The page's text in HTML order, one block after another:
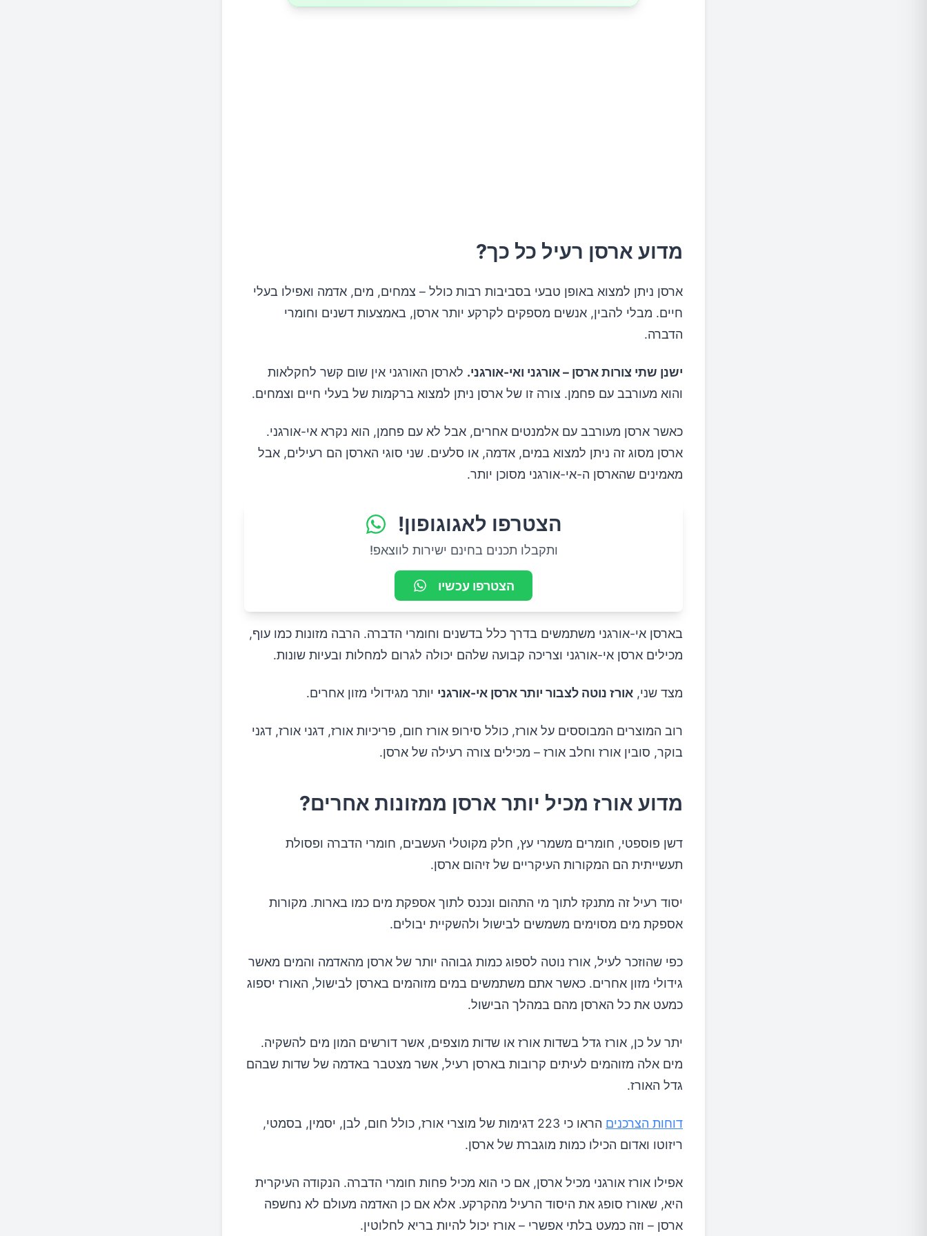
מדוע ארסן רעיל כל כך?
ארסן ניתן למצוא באופן טבעי בסביבות רבות כולל – צמחים, מים, אדמה ואפילו בעלי
חיים. מבלי להבין, אנשים מספקים לקרקע יותר ארסן, באמצעות דשנים וחומרי
הדברה.
ישנן שתי צורות ארסן – אורגני ואי-אורגני. לארסן האורגני אין שום קשר לחקלאות
והוא מעורבב עם פחמן. צורה זו של ארסן ניתן למצוא ברקמות של בעלי חיים וצמחים.
כאשר ארסן מעורבב עם אלמנטים אחרים, אבל לא עם פחמן, הוא נקרא אי-אורגני.
ארסן מסוג זה ניתן למצוא במים, אדמה, או סלעים. שני סוגי הארסן הם רעילים, אבל
מאמינים שהארסן ה-אי-אורגני מסוכן יותר.
הצטרפו לאגוגופון!
ותקבלו תכנים בחינם ישירות לווצאפ!
הצטרפו עכשיו
בארסן אי-אורגני משתמשים בדרך כלל בדשנים וחומרי הדברה. הרבה מזונות כמו עוף,
מכילים ארסן אי-אורגני וצריכה קבועה שלהם יכולה לגרום למחלות ובעיות שונות.
מצד שני, אורז נוטה לצבור יותר ארסן אי-אורגני יותר מגידולי מזון אחרים.
רוב המוצרים המבוססים על אורז, כולל סירופ אורז חום, פריכיות אורז, דגני אורז, דגני
בוקר, סובין אורז וחלב אורז – מכילים צורה רעילה של ארסן.
מדוע אורז מכיל יותר ארסן ממזונות אחרים?
דשן פוספטי, חומרים משמרי עץ, חלק מקוטלי העשבים, חומרי הדברה ופסולת
תעשייתית הם המקורות העיקריים של זיהום ארסן.
יסוד רעיל זה מתנקז לתוך מי התהום ונכנס לתוך אספקת מים כמו בארות. מקורות
אספקת מים מסוימים משמשים לבישול ולהשקיית יבולים.
כפי שהוזכר לעיל, אורז נוטה לספוג כמות גבוהה יותר של ארסן מהאדמה והמים מאשר
גידולי מזון אחרים. כאשר אתם משתמשים במים מזוהמים בארסן לבישול, האורז יספוג
כמעט את כל הארסן מהם במהלך הבישול.
יתר על כן, אורז גדל בשדות אורז או שדות מוצפים, אשר דורשים המון מים להשקיה.
מים אלה מזוהמים לעיתים קרובות בארסן רעיל, אשר מצטבר באדמה של שדות שבהם
גדל האורז.
דוחות הצרכנים
הראו כי 223 דגימות של מוצרי אורז, כולל חום, לבן, יסמין, בסמטי,
ריזוטו ואדום הכילו כמות מוגברת של ארסן.
אפילו אורז אורגני מכיל ארסן, אם כי הוא מכיל פחות חומרי הדברה. הנקודה העיקרית
היא, שאורז סופג את היסוד הרעיל מהקרקע. אלא אם כן האדמה מעולם לא נחשפה
ארסן – וזה כמעט בלתי אפשרי – אורז יכול להיות בריא לחלוטין.